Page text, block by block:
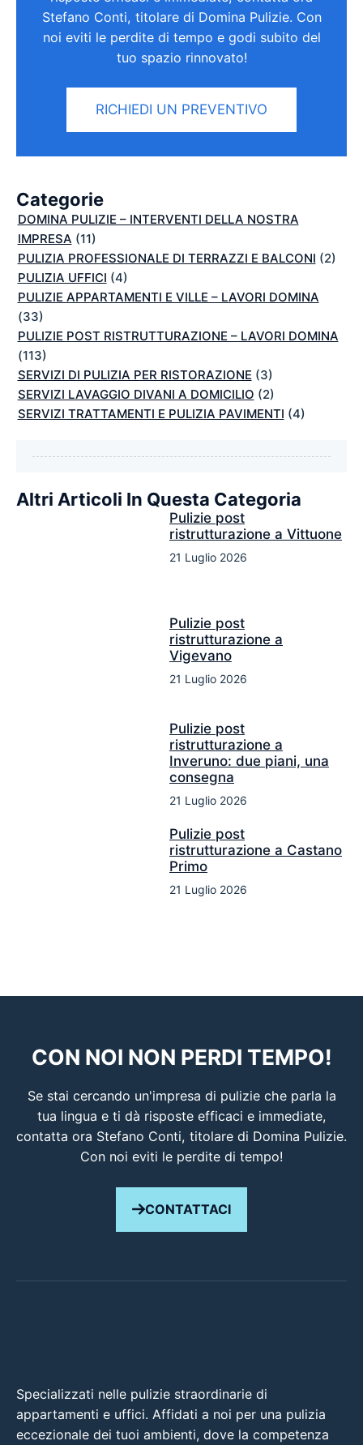
Stefano Conti, titolare di Domina Pulizie. Con
noi eviti le perdite di tempo e godi subito del
tuo spazio rinnovato!
RICHIEDI UN PREVENTIVO
Categorie
DOMINA PULIZIE – INTERVENTI DELLA NOSTRA
IMPRESA (11)
PULIZIA PROFESSIONALE DI TERRAZZI E BALCONI (2)
PULIZIA UFFICI (4)
PULIZIE APPARTAMENTI E VILLE – LAVORI DOMINA
(33)
PULIZIE POST RISTRUTTURAZIONE – LAVORI DOMINA
(113)
SERVIZI DI PULIZIA PER RISTORAZIONE (3)
SERVIZI LAVAGGIO DIVANI A DOMICILIO (2)
SERVIZI TRATTAMENTI E PULIZIA PAVIMENTI (4)
Altri Articoli In Questa Categoria
Pulizie post
ristrutturazione a Vittuone
21 Luglio 2026
Pulizie post
ristrutturazione a
Vigevano
21 Luglio 2026
Pulizie post
ristrutturazione a
Inveruno: due piani, una
consegna
21 Luglio 2026
Pulizie post
ristrutturazione a Castano
Primo
21 Luglio 2026
CON NOI NON PERDI TEMPO!
Se stai cercando un'impresa di pulizie che parla la
tua lingua e ti dà risposte efficaci e immediate,
contatta ora Stefano Conti, titolare di Domina Pulizie.
Con noi eviti le perdite di tempo!
CONTATTACI
Specializzati nelle pulizie straordinarie di
appartamenti e uffici. Affidati a noi per una pulizia
eccezionale dei tuoi ambienti, dove la competenza